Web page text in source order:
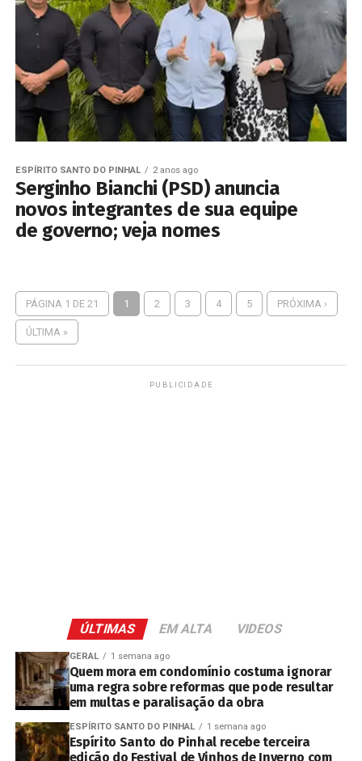
ESPÍRITO SANTO DO PINHAL 2 anos ago
Serginho Bianchi (PSD) anuncia
novos integrantes de sua equipe
de governo; veja nomes
PÁGINA 1 DE 21 1 2 3 4 5 PRÓXIMA ›
ÚLTIMA »
PUBLICIDADE
ÚLTIMAS EM ALTA VIDEOS
GERAL 1 semana ago
Quem mora em condomínio costuma ignorar
uma regra sobre reformas que pode resultar
em multas e paralisação da obra
ESPÍRITO SANTO DO PINHAL 1 semana ago
Espírito Santo do Pinhal recebe terceira
edição do Festival de Vinhos de Inverno com